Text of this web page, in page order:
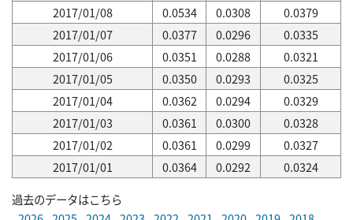
2017/01/08
0.0534 0.0308
0.0379
2017/01/07
0.0377 0.0296
0.0335
2017/01/06
0.0351 0.0288
0.0321
2017/01/05
0.0350 0.0293
0.0325
2017/01/04
0.0362 0.0294
0.0329
2017/01/03
0.0361 0.0300
0.0328
2017/01/02
0.0361 0.0299
0.0327
2017/01/01
0.0364 0.0292
0.0324
過去のデータはこちら